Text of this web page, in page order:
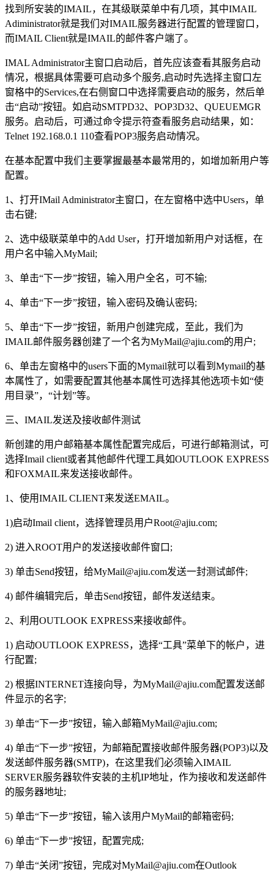
找到所安装的IMAIL，在其级联菜单中有几项，其中IMAIL
Adiministrator就是我们对IMAIL服务器进行配置的管理窗口，
而IMAIL Client就是IMAIL的邮件客户端了。
IMAL Administrator主窗口启动后，首先应该查看其服务启动
情况，根据具体需要可启动多个服务,启动时先选择主窗口左
窗格中的Services,在右侧窗口中选择需要启动的服务，然后单
击“启动”按钮。如启动SMTPD32、POP3D32、QUEUEMGR
服务。启动后，可通过命令提示符查看服务启动结果，如：
Telnet 192.168.0.1 110查看POP3服务启动情况。
在基本配置中我们主要掌握最基本最常用的，如增加新用户等
配置。
1、打开IMail Administrator主窗口，在左窗格中选中Users，单
击右键;
2、选中级联菜单中的Add User，打开增加新用户对话框，在
用户名中输入MyMail;
3、单击“下一步”按钮，输入用户全名，可不输;
4、单击“下一步”按钮，输入密码及确认密码;
5、单击“下一步”按钮，新用户创建完成，至此，我们为
IMAIL邮件服务器创建了一个名为MyMail@ajiu.com的用户;
6、单击左窗格中的users下面的Mymail就可以看到Mymail的基
本属性了，如需要配置其他基本属性可选择其他选项卡如“使
用目录”，“计划”等。
三、IMAIL发送及接收邮件测试
新创建的用户邮箱基本属性配置完成后，可进行邮箱测试，可
选择Imail client或者其他邮件代理工具如OUTLOOK EXPRESS
和FOXMAIL来发送接收邮件。
1、使用IMAIL CLIENT来发送EMAIL。
1)启动Imail client，选择管理员用户Root@ajiu.com;
2) 进入ROOT用户的发送接收邮件窗口;
3) 单击Send按钮，给MyMail@ajiu.com发送一封测试邮件;
4) 邮件编辑完后，单击Send按钮，邮件发送结束。
2、利用OUTLOOK EXPRESS来接收邮件。
1) 启动OUTLOOK EXPRESS，选择“工具”菜单下的帐户，进
行配置;
2) 根据INTERNET连接向导，为MyMail@ajiu.com配置发送邮
件显示的名字;
3) 单击“下一步”按钮，输入邮箱MyMail@ajiu.com;
4) 单击“下一步”按钮，为邮箱配置接收邮件服务器(POP3)以及
发送邮件服务器(SMTP)，在这里我们必须输入IMAIL
SERVER服务器软件安装的主机IP地址，作为接收和发送邮件
的服务器地址;
5) 单击“下一步”按钮，输入该用户MyMail的邮箱密码;
6) 单击“下一步”按钮，配置完成;
7) 单击“关闭”按钮，完成对MyMail@ajiu.com在Outlook